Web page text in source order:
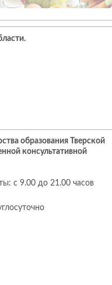
.
образования Тверской
консультативной
с 9.00 до 21.00 часов